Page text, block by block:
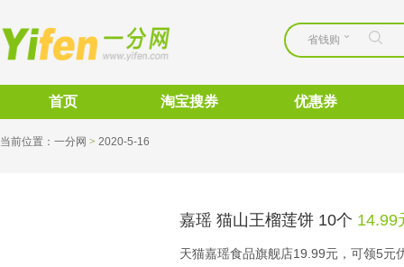
省钱购
首页 淘宝搜券 优惠券
当前位置： 一分网 > 2020-5-16
嘉瑶 猫山王榴莲饼 10个 14.99
天猫嘉瑶食品旗舰店19.99元，可领5元